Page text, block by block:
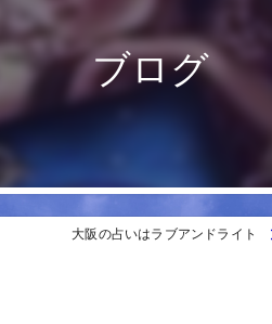
ブログ
大阪の占いはラブアンドライト